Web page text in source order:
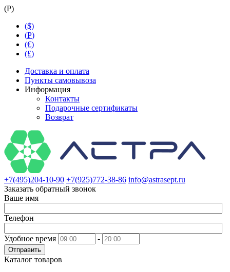
(Р)
($)
(Р)
(€)
(£)
Доставка и оплата
Пункты самовывоза
Информация
Контакты
Подарочные сертификаты
Возврат
+7(495)204-10-90 +7(925)772-38-86 info@astrasept.ru
Заказать обратный звонок
Ваше имя
Телефон
Удобное время -
Отправить
Каталог товаров